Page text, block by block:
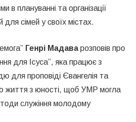
в плануванні та організації
для сімей у своїх містах.
Генрі Мадава розповів про
для Ісуса”, яка працює з
для проповіді Євангелія та
життя з юності, щоб УМР могла
служіння молодому